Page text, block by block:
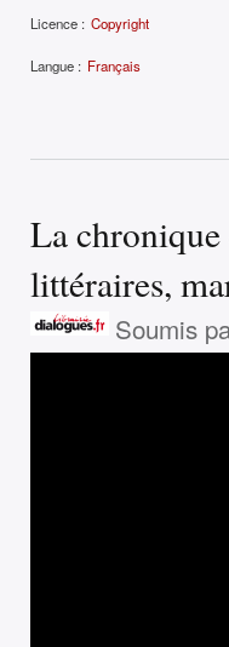
Licence : Copyright
Langue : Français
La
littéraires,
Soumis